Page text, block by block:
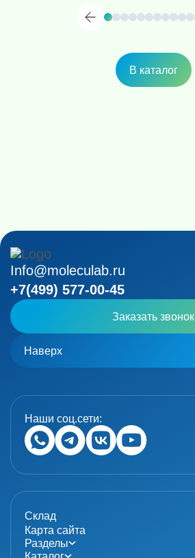
В каталог
Info@moleculab.ru
+7(499) 577-00-45
Заказать звонок
Наверх
Наши соц.сети:
Склад
Карта сайта
Разделы